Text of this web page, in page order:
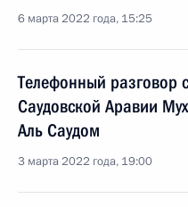
6 марта 2022 года, 15:25
Телефонный разговор
Саудовской Аравии
Аль Саудом
3 марта 2022 года, 19:00